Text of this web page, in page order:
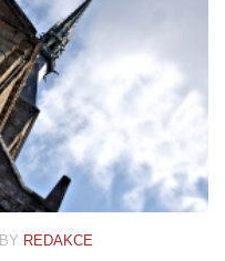
BY REDAKCE